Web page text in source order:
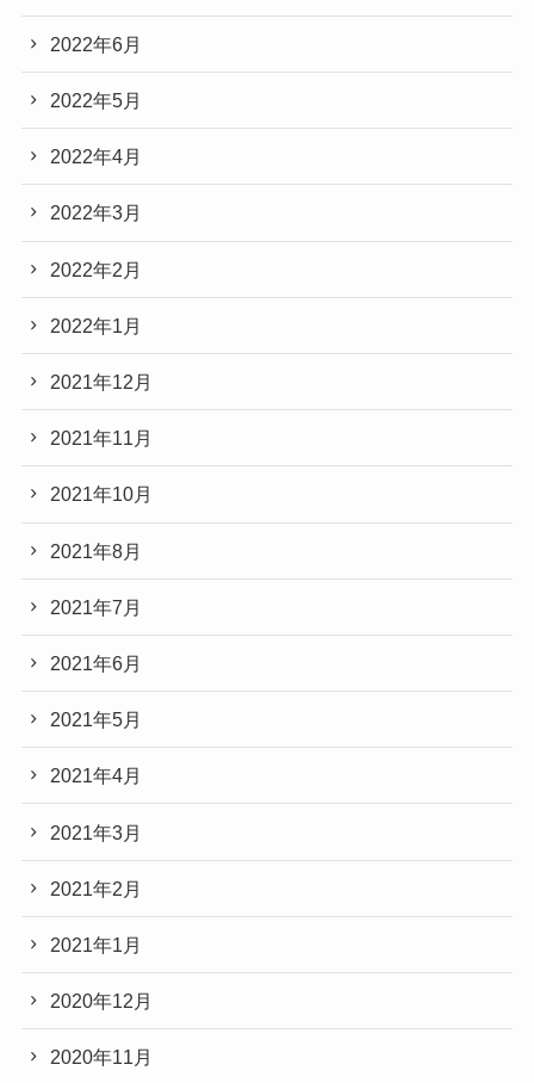
2022年6月
2022年5月
2022年4月
2022年3月
2022年2月
2022年1月
2021年12月
2021年11月
2021年10月
2021年8月
2021年7月
2021年6月
2021年5月
2021年4月
2021年3月
2021年2月
2021年1月
2020年12月
2020年11月